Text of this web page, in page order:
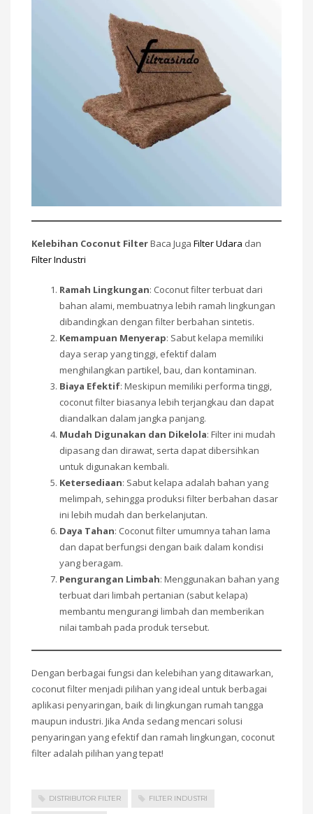
Kelebihan Coconut FilterBaca Juga Filter Udara dan
Filter Industri
Ramah Lingkungan: Coconut filter terbuat dari
bahan alami, membuatnya lebih ramah lingkungan
dibandingkan dengan filter berbahan sintetis.
Kemampuan Menyerap: Sabut kelapa memiliki
daya serap yang tinggi, efektif dalam
menghilangkan partikel, bau, dan kontaminan.
Biaya Efektif: Meskipun memiliki performa tinggi,
coconut filter biasanya lebih terjangkau dan dapat
diandalkan dalam jangka panjang.
Mudah Digunakan dan Dikelola: Filter ini mudah
dipasang dan dirawat, serta dapat dibersihkan
untuk digunakan kembali.
Ketersediaan: Sabut kelapa adalah bahan yang
melimpah, sehingga produksi filter berbahan dasar
ini lebih mudah dan berkelanjutan.
Daya Tahan: Coconut filter umumnya tahan lama
dan dapat berfungsi dengan baik dalam kondisi
yang beragam.
Pengurangan Limbah: Menggunakan bahan yang
terbuat dari limbah pertanian (sabut kelapa)
membantu mengurangi limbah dan memberikan
nilai tambah pada produk tersebut.
Dengan berbagai fungsi dan kelebihan yang ditawarkan,
coconut filter menjadi pilihan yang ideal untuk berbagai
aplikasi penyaringan, baik di lingkungan rumah tangga
maupun industri. Jika Anda sedang mencari solusi
penyaringan yang efektif dan ramah lingkungan, coconut
filter adalah pilihan yang tepat!
DISTRIBUTOR FILTER FILTER INDUSTRI